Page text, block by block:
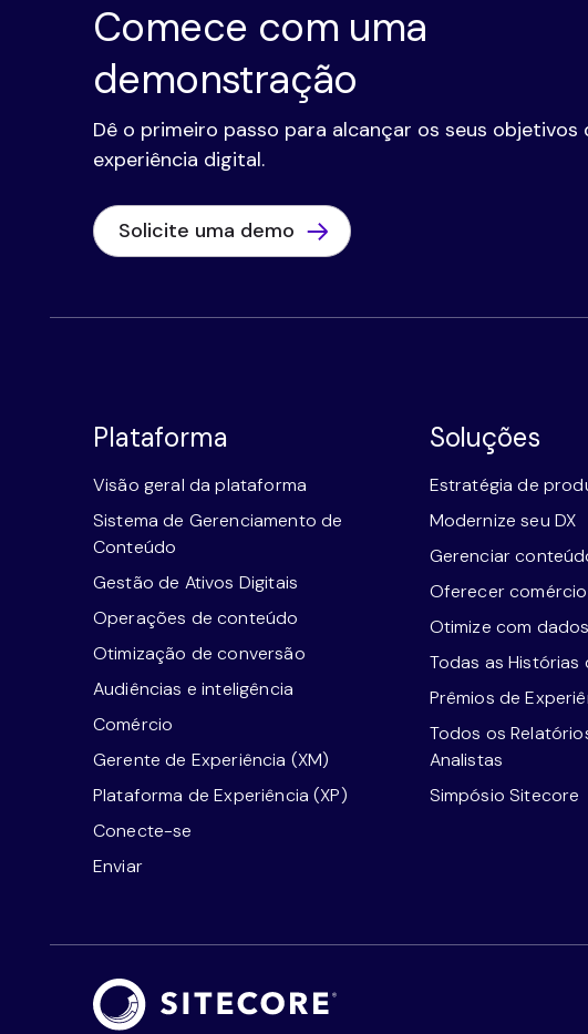
Comece com uma
demonstração
Dê o primeiro passo para alcançar os seus objetivos
experiência digital.
Solicite uma demo
Plataforma
Visão geral da plataforma
Sistema de Gerenciamento de
Conteúdo
Gestão de Ativos Digitais
Operações de conteúdo
Otimização de conversão
Audiências e inteligência
Comércio
Gerente de Experiência (XM)
Plataforma de Experiência (XP)
Conecte-se
Enviar
Soluções
Estratégia de
Modernize seu DX
Gerenciar
Oferecer
Otimize com dados
Todas as Histórias
Prêmios de
Todos os
Analistas
Simpósio Sitecore